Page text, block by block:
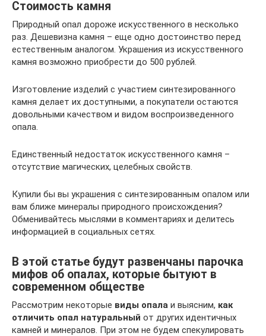
Стоимость камня
Природный опал дороже искусственного в несколько
раз. Дешевизна камня – еще одно достоинство перед
естественным аналогом. Украшения из искусственного
камня возможно приобрести до 500 рублей.
Изготовление изделий с участием синтезированного
камня делает их доступными, а покупатели остаются
довольными качеством и видом воспроизведенного
опала.
Единственный недостаток искусственного камня –
отсутствие магических, целебных свойств.
Купили бы вы украшения с синтезированным опалом или
вам ближе минералы природного происхождения?
Обменивайтесь мыслями в комментариях и делитесь
информацией в социальных сетях.
В этой статье будут развенчаны парочка
мифов об опалах, которые бытуют в
современном обществе
Рассмотрим некоторые виды опала и выясним, как
отличить опал натуральный от других идентичных
камней и минералов. При этом не будем спекулировать